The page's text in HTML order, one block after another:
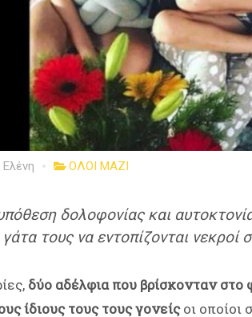
ΟΛΟΙ ΜΑΖΙ
δολοφονίας και
τους να εντοπίζονται νεκροί
δύο αδέλφια που βρίσκονταν στο
ίδιους τους τους γονείςοι οποίοι